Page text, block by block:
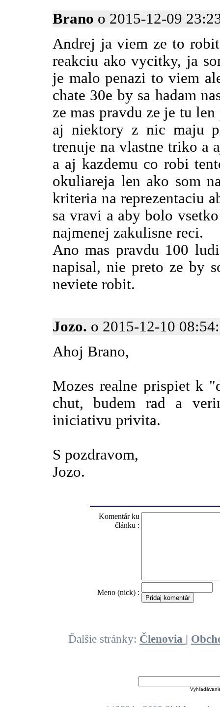
Brano o 2015-12-09
Andrej ja viem ze to
reakciu ako vycitky, ja
je malo penazi to viem
chate 30e by sa hadam
ze mas pravdu ze je tu
aj niektory z nic maju
trenuje na vlastne triko a
a aj kazdemu co robi
okuliareja len ako som
kriteria na reprezentaciu
sa vravi a aby bolo
najmenej zakulisne reci.
Ano mas pravdu 100
napisal, nie preto ze by
neviete robit.
Jozo. o 2015-12-10
Ahoj Brano,
Mozes realne prispiet k
chut, budem rad a
iniciativu privita.
S pozdravom,
Jozo.
Komentár ku
článku :
Meno (nick) :
Ďalšie stránky: Členovia |